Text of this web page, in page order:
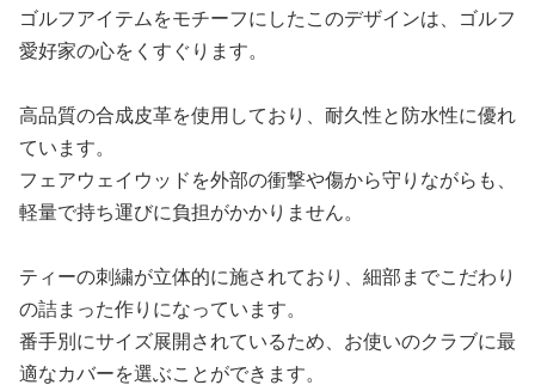
ゴルフアイテムをモチーフにしたこのデザインは、ゴルフ
愛好家の心をくすぐります。
高品質の合成皮革を使用しており、耐久性と防水性に優れ
ています。
フェアウェイウッドを外部の衝撃や傷から守りながらも、
軽量で持ち運びに負担がかかりません。
ティーの刺繍が立体的に施されており、細部までこだわり
の詰まった作りになっています。
番手別にサイズ展開されているため、お使いのクラブに最
適なカバーを選ぶことができます。